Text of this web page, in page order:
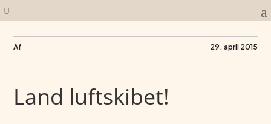
Af 29. april 2015
Land luftskibet!